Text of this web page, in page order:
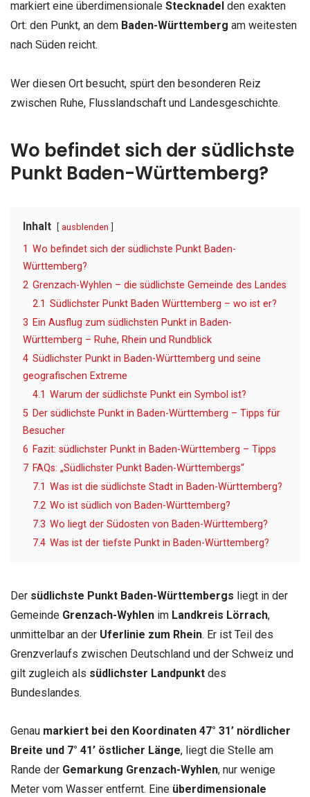
markiert eine überdimensionale Stecknadel den exakten
Ort: den Punkt, an dem Baden-Württemberg am weitesten
nach Süden reicht.
Wer diesen Ort besucht, spürt den besonderen Reiz
zwischen Ruhe, Flusslandschaft und Landesgeschichte.
Wo befindet sich der südlichste
Punkt Baden-Württemberg?
Inhalt ausblenden
1 Wo befindet sich der südlichste Punkt Baden-
Württemberg?
2 Grenzach-Wyhlen – die südlichste Gemeinde des Landes
2.1 Südlichster Punkt Baden Württemberg – wo ist er?
3 Ein Ausflug zum südlichsten Punkt in Baden-
Württemberg – Ruhe, Rhein und Rundblick
4 Südlichster Punkt in Baden-Württemberg und seine
geografischen Extreme
4.1 Warum der südlichste Punkt ein Symbol ist?
5 Der südlichste Punkt in Baden-Württemberg – Tipps für
Besucher
6 Fazit: südlichster Punkt in Baden-Württemberg – Tipps
7 FAQs: „Südlichster Punkt Baden-Württembergs“
7.1 Was ist die südlichste Stadt in Baden-Württemberg?
7.2 Wo ist südlich von Baden-Württemberg?
7.3 Wo liegt der Südosten von Baden-Württemberg?
7.4 Was ist der tiefste Punkt in Baden-Württemberg?
Der südlichste Punkt Baden-Württembergs liegt in der
Gemeinde Grenzach-Wyhlen im Landkreis Lörrach,
unmittelbar an der Uferlinie zum Rhein. Er ist Teil des
Grenzverlaufs zwischen Deutschland und der Schweiz und
gilt zugleich als südlichster Landpunkt des
Bundeslandes.
Genau markiert bei den Koordinaten 47° 31’ nördlicher
Breite und 7° 41’ östlicher Länge, liegt die Stelle am
Rande der Gemarkung Grenzach-Wyhlen, nur wenige
Meter vom Wasser entfernt. Eine überdimensionale